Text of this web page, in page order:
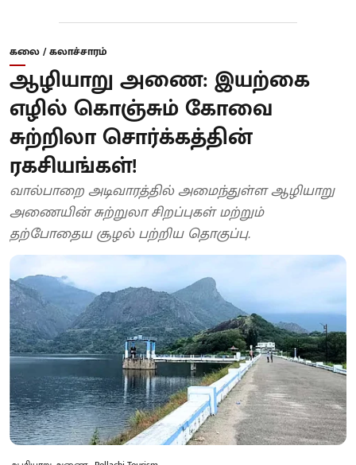
கலை / கலாச்சாரம்
ஆழியாறு அணை: இயற்கை
எழில் கொஞ்சும் கோவை
சுற்றிலா சொர்க்கத்தின்
ரகசியங்கள்!
வால்பாறை அடிவாரத்தில் அமைந்துள்ள ஆழியாறு
அணையின் சுற்றுலா சிறப்புகள் மற்றும்
தற்போதைய சூழல் பற்றிய தொகுப்பு.